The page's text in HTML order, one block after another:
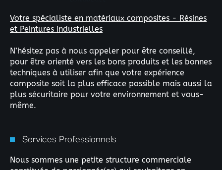
Votre spécialiste en matériaux composites - Résines
et Peintures industrielles
N’hésitez pas à nous appeler pour être conseillé,
pour être orienté vers les bons produits et les bonnes
techniques à utiliser afin que votre expérience
composite soit la plus efficace possible mais aussi la
plus sécuritaire pour votre environnement et vous-
même.
Services Professionnels
Nous sommes une petite structure commerciale